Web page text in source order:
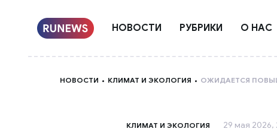
НОВОСТИ РУБРИКИ О НАС
НОВОСТИ КЛИМАТ И ЭКОЛОГИЯ ОЖИДАЕТСЯ
КЛИМАТ И ЭКОЛОГИЯ 29 мая 2026,